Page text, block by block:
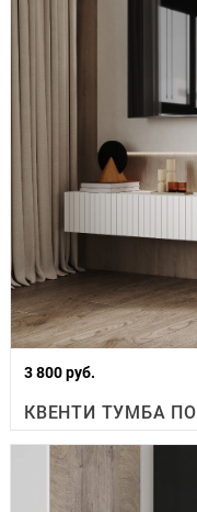
3 800 руб.
КВЕНТИ ТУМБА